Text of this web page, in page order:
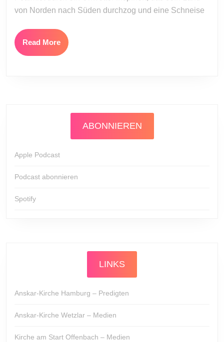
von Norden nach Süden durchzog und eine Schneise
Read MoreRead
More
ABONNIEREN
Apple Podcast
Podcast abonnieren
Spotify
LINKS
Anskar-Kirche Hamburg – Predigten
Anskar-Kirche Wetzlar – Medien
Kirche am Start Offenbach – Medien